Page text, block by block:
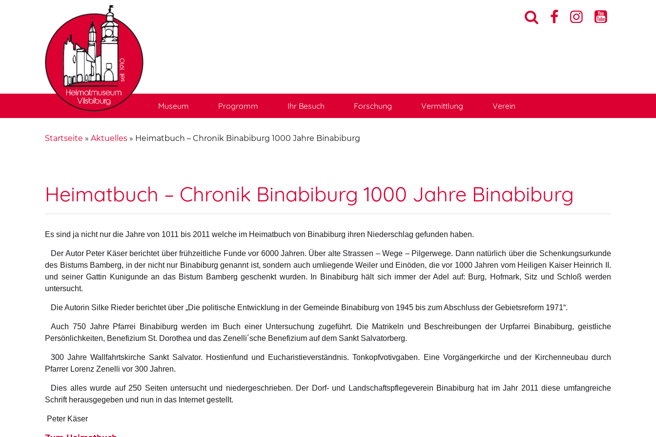
   
Museum Programm Ihr Besuch Forschung Vermittlung Verein
Startseite »Aktuelles » Heimatbuch – Chronik Binabiburg 1000 Jahre Binabiburg
Heimatbuch – Chronik Binabiburg 1000 Jahre Binabiburg
Es sind ja nicht nur die Jahre von 1011 bis 2011 welche im Heimatbuch von Binabiburg ihren Niederschlag gefunden haben.
Der Autor Peter Käser berichtet über frühzeitliche Funde vor 6000 Jahren. Über alte Strassen – Wege – Pilgerwege. Dann natürlich über die Schenkungsurkunde
des Bistums Bamberg, in der nicht nur Binabiburg genannt ist, sondern auch umliegende Weiler und Einöden, die vor 1000 Jahren vom Heiligen Kaiser Heinrich II.
und seiner Gattin Kunigunde an das Bistum Bamberg geschenkt wurden. In Binabiburg hält sich immer der Adel auf: Burg, Hofmark, Sitz und Schloß werden
untersucht.
Die Autorin Silke Rieder berichtet über „Die politische Entwicklung in der Gemeinde Binabiburg von 1945 bis zum Abschluss der Gebietsreform 1971“.
Auch 750 Jahre Pfarrei Binabiburg werden im Buch einer Untersuchung zugeführt. Die Matrikeln und Beschreibungen der Urpfarrei Binabiburg, geistliche
Persönlichkeiten, Benefizium St. Dorothea und das Zenelli´sche Benefizium auf dem Sankt Salvatorberg.
300 Jahre Wallfahrtskirche Sankt Salvator. Hostienfund und Eucharistieverständnis. Tonkopfvotivgaben. Eine Vorgängerkirche und der Kirchenneubau durch
Pfarrer Lorenz Zenelli vor 300 Jahren.
Dies alles wurde auf 250 Seiten untersucht und niedergeschrieben. Der Dorf- und Landschaftspflegeverein Binabiburg hat im Jahr 2011 diese umfangreiche
Schrift herausgegeben und nun in das Internet gestellt.
Peter Käser